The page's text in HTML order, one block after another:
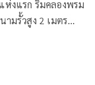
ห่งแรก ริมคลองพรม
มรั้วสูง 2 เมตร